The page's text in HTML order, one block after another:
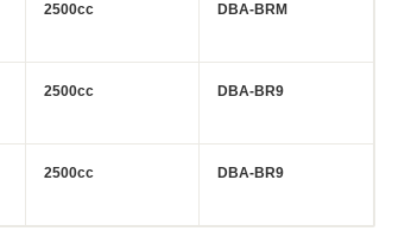
2500cc DBA-BRM
2500cc DBA-BR9
2500cc DBA-BR9